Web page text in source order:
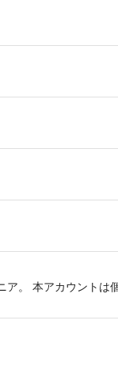
。 本アカウント